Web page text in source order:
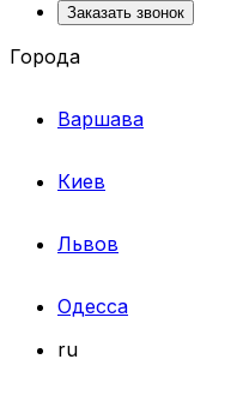
Заказать звонок
Города
Варшава
Киев
Львов
Одесса
ru